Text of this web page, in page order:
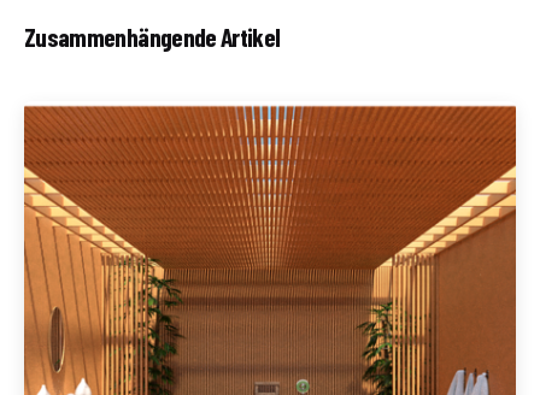
Zusammenhängende Artikel